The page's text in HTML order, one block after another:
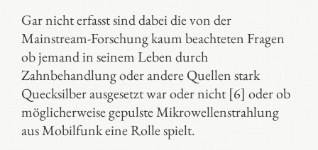
Gar nicht erfasst sind dabei die von der
Mainstream-Forschung kaum beachteten Fragen
ob jemand in seinem Leben durch
Zahnbehandlung oder andere Quellen stark
Quecksilber ausgesetzt war oder nicht [6] oder ob
möglicherweise gepulste Mikrowellenstrahlung
aus Mobilfunk eine Rolle spielt.